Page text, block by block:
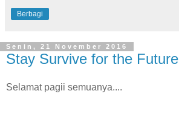
Berbagi
Senin, 21 November 2016
Stay Survive for the Future
Selamat pagii semuanya....